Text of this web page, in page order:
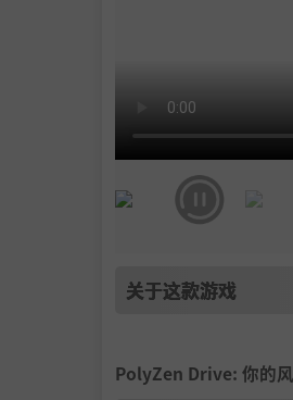
关于这款游戏
PolyZen Drive: 你的